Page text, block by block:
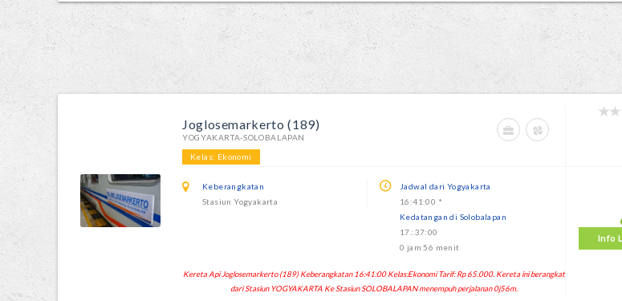
Joglosemarkerto (189)
YOGYAKARTA-SOLOBALAPAN
Kelas: Ekonomi
Keberangkatan
Stasiun Yogyakarta
Jadwal dari Yogyakarta
16:41:00 *
Kedatangan di Solobalapan
17.:37:00
0 jam 56 menit
Info
Kereta Api Joglosemarkerto (189) Keberangkatan 16:41:00 Kelas:Ekonomi Tarif: Rp 65.000. Kereta ini berangkat
dari Stasiun YOGYAKARTA Ke Stasiun SOLOBALAPAN menempuh perjalanan 0j56m.